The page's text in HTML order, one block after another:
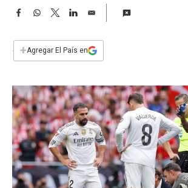
F
e
b
k
W
s
p
T
w
t
L
n
E
i
l
+Agregar El País en